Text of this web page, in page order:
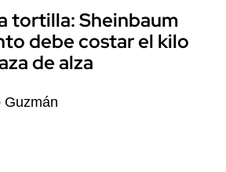
tortilla: Sheinbaum
debe costar el kilo
de alza
Guzmán